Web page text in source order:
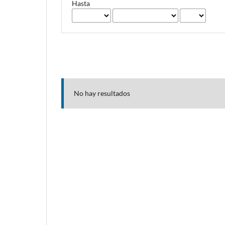
Hasta
No hay resultados